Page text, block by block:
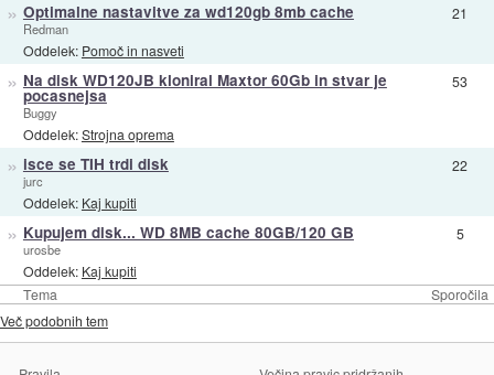
Tema Sporočila
» Optimalne nastavitve za wd120gb 8mb cache
Redman
Oddelek: Pomoč in nasveti
21
» Na disk WD120JB kloniral Maxtor 60Gb in stvar je
pocasnejsa
Buggy
Oddelek:Strojna oprema
53
» isce se TIH trdi disk
jurc
Oddelek: Kaj kupiti
22
» Kupujem disk... WD 8MB cache 80GB/120 GB
urosbe
Oddelek: Kaj kupiti
5
Več podobnih tem